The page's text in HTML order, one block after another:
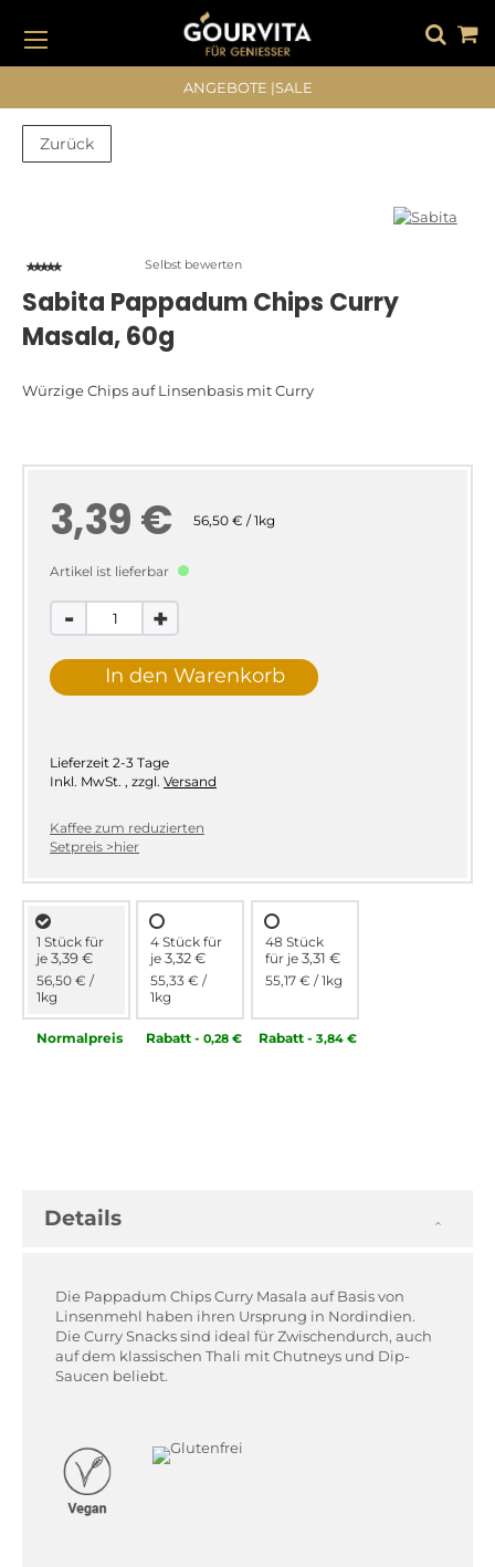
DIREKT
ZUM
INHALT
#DRÜCKEN SIE DIE EINGABETASTE, UM ZU SUCHEN
ANGEBOTE |SALE
Zurück
springen
springen
Selbst bewerten
Sabita Pappadum Chips Curry
Masala, 60g
Würzige Chips auf Linsenbasis mit Curry
3,39 € 56,50 € / 1kg
Artikel ist lieferbar
- +
In den Warenkorb
Lieferzeit 2-3 Tage
Inkl. MwSt. , zzgl. Versand
Kaffee zum reduzierten
Setpreis >hier
1 Stück für
je 3,39 €
56,50 € /
1kg
Normal­preis
4 Stück für
je3,32 €
55,33 € /
1kg
Rabatt - 0,28 €
48 Stück
für je 3,31 €
55,17 € / 1kg
Rabatt-3,84 €
Details
Die Pappadum Chips Curry Masala auf Basis von
Linsenmehl haben ihren Ursprung in Nordindien.
Die Curry Snacks sind ideal für Zwischendurch, auch
auf dem klassischen Thali mit Chutneys und Dip-
Saucen beliebt.